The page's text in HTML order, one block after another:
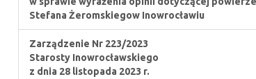
Stefana Żeromskiegow Inowrocławiu
Zarządzenie Nr 223/2023
Starosty Inowrocławskiego
z dnia 28 listopada 2023 r.